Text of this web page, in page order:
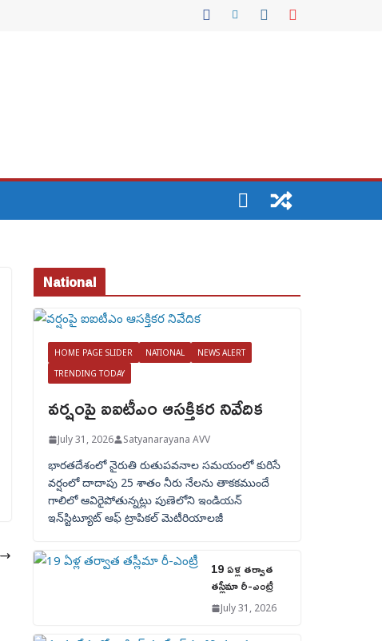
National
HOME PAGE SLIDER NATIONAL
NEWS ALERT
TRENDING TODAY
వర్షంపై ఐఐటీఎం ఆసక్తికర నివేదిక
July 31, 2026 Satyanarayana AVV
భారతదేశంలో నైరుతి రుతుపవనాల సమయంలో కురిసే
వర్షంలో దాదాపు 25 శాతం నీరు నేలను తాకకముందే
గాలిలో ఆవిరైపోతున్నట్లు పుణెలోని ఇండియన్
ఇన్‌స్టిట్యూట్ ఆఫ్ ట్రాపికల్ మెటీరియాలజీ
19 ఏళ్ల తర్వాత
తస్లీమా రీ-ఎంట్రీ
July 31, 2026